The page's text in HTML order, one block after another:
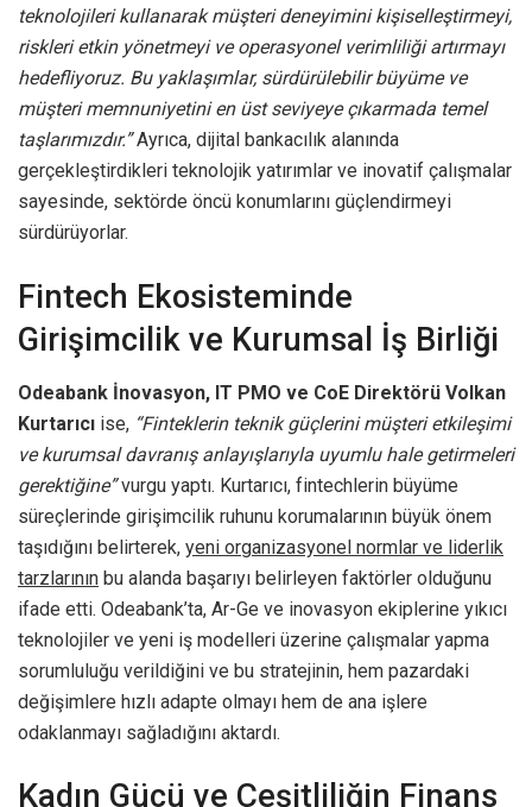
teknolojileri kullanarak müşteri deneyimini kişiselleştirmeyi,
riskleri etkin yönetmeyi ve operasyonel verimliliği artırmayı
hedefliyoruz. Bu yaklaşımlar, sürdürülebilir büyüme ve
müşteri memnuniyetini en üst seviyeye çıkarmada temel
taşlarımızdır.”Ayrıca, dijital bankacılık alanında
gerçekleştirdikleri teknolojik yatırımlar ve inovatif çalışmalar
sayesinde, sektörde öncü konumlarını güçlendirmeyi
sürdürüyorlar.
Fintech Ekosisteminde
Girişimcilik ve Kurumsal İş Birliği
Odeabank İnovasyon, IT PMO ve CoE Direktörü Volkan
Kurtarıcı ise, “Finteklerin teknik güçlerini müşteri etkileşimi
ve kurumsal davranış anlayışlarıyla uyumlu hale getirmeleri
gerektiğine”vurgu yaptı. Kurtarıcı, fintechlerin büyüme
süreçlerinde girişimcilik ruhunu korumalarının büyük önem
taşıdığını belirterek, yeni organizasyonel normlar ve liderlik
tarzlarının bu alanda başarıyı belirleyen faktörler olduğunu
ifade etti. Odeabank’ta, Ar-Ge ve inovasyon ekiplerine yıkıcı
teknolojiler ve yeni iş modelleri üzerine çalışmalar yapma
sorumluluğu verildiğini ve bu stratejinin, hem pazardaki
değişimlere hızlı adapte olmayı hem de ana işlere
odaklanmayı sağladığını aktardı.
Kadın Gücü ve Çeşitliliğin Finans